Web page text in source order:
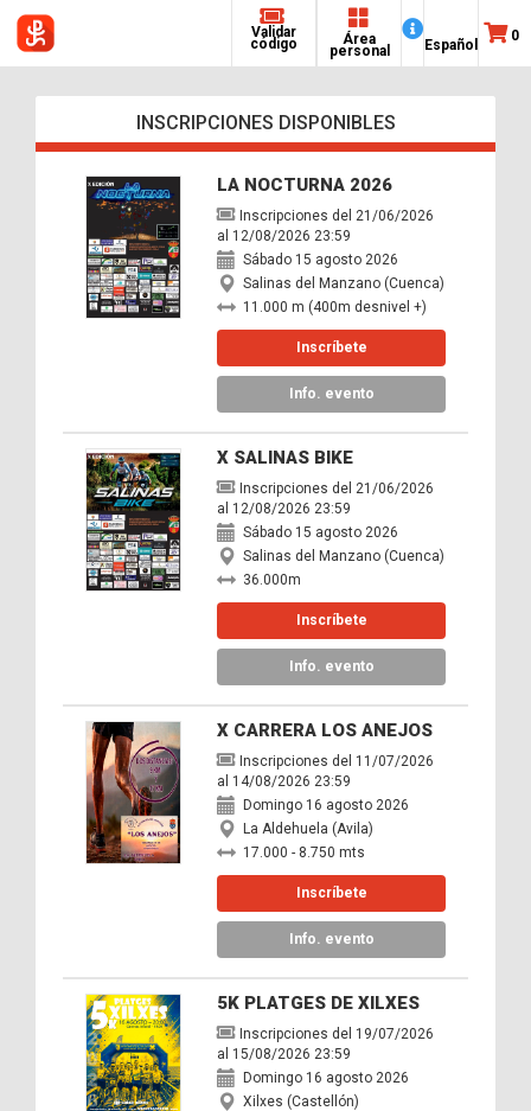
0
Español
Área
personal
Validar
código
INSCRIPCIONES DISPONIBLES
LA NOCTURNA 2026
Inscripciones del 21/06/2026
al 12/08/2026 23:59
Sábado 15 agosto 2026
Salinas del Manzano (Cuenca)
11.000 m (400m desnivel +)
Inscríbete
Info. evento
X SALINAS BIKE
Inscripciones del 21/06/2026
al 12/08/2026 23:59
Sábado 15 agosto 2026
Salinas del Manzano (Cuenca)
36.000m
Inscríbete
Info. evento
X CARRERA LOS ANEJOS
Inscripciones del 11/07/2026
al 14/08/2026 23:59
Domingo 16 agosto 2026
La Aldehuela (Avila)
17.000 - 8.750 mts
Inscríbete
Info. evento
5K PLATGES DE XILXES
Inscripciones del 19/07/2026
al 15/08/2026 23:59
Domingo 16 agosto 2026
Xilxes (Castellón)